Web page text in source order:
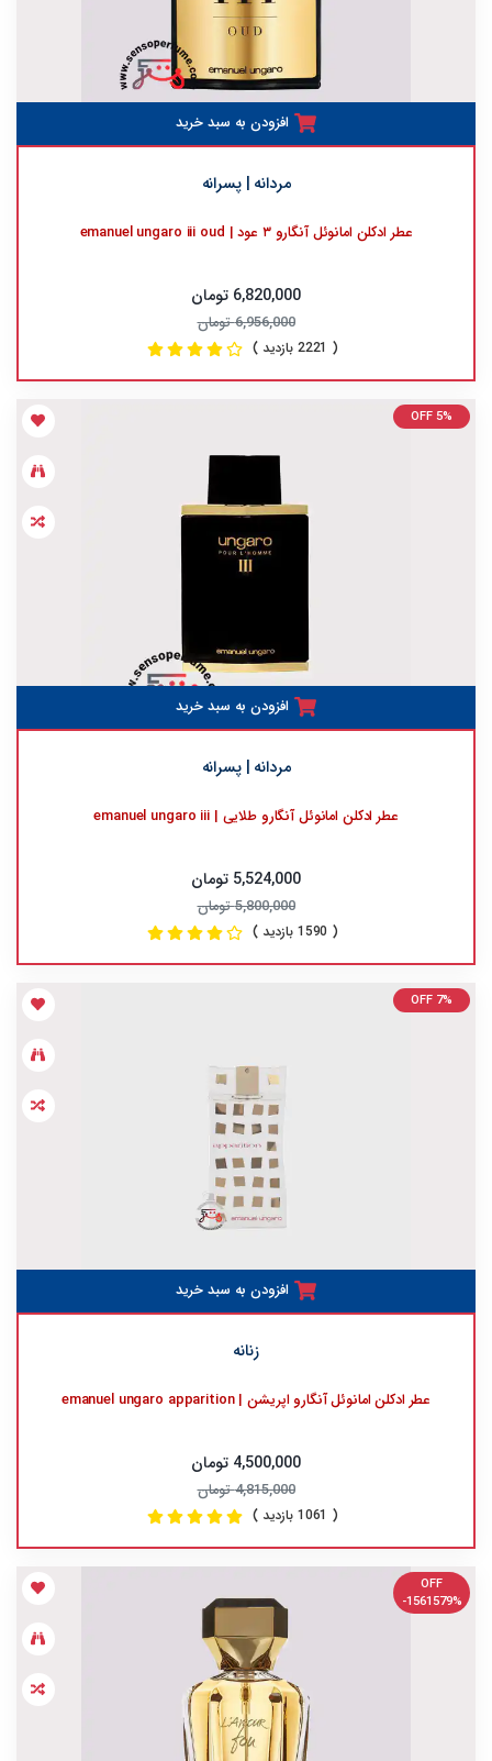
افزودن به سبد خرید
مردانه | پسرانه
عطر ادکلن امانوئل آنگارو ۳ عود | emanuel ungaro iii oud
6,820,000 تومان
6,956,000 تومان
( 2221 بازدید )
OFF 5%
افزودن به سبد خرید
مردانه | پسرانه
عطر ادکلن امانوئل آنگارو طلایی | emanuel ungaro iii
5,524,000 تومان
5,800,000 تومان
( 1590 بازدید )
OFF 7%
افزودن به سبد خرید
زنانه
عطر ادکلن امانوئل آنگارو اپریشن | emanuel ungaro apparition
4,500,000 تومان
4,815,000 تومان
( 1061 بازدید )
OFF
-1561579%